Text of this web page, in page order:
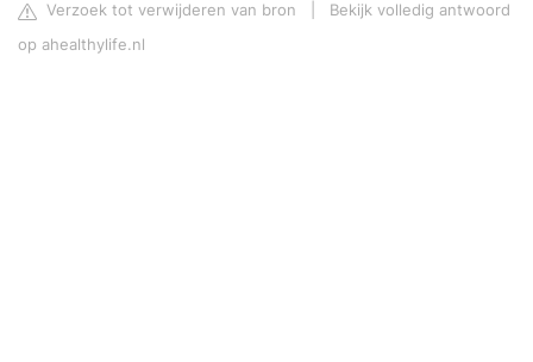
Verzoek tot verwijderen van bron
Bekijk volledig antwoord
op ahealthylife.nl